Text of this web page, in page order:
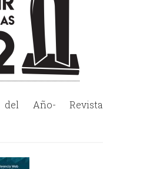
del Año- Revista